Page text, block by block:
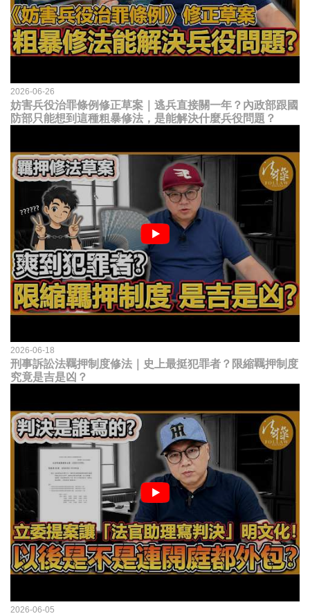
2026-06-26
妨害兵役治罪條例修正草案｜逃兵直接關一年？內政部跟國
防部只能想到這種粗暴修法，是能解決什麼兵役問題？
2026-06-18
刑事訴訟法羈押制度修法｜史上最挺犯罪者？限縮羈押制度
究竟是吉是凶？
2026-06-05